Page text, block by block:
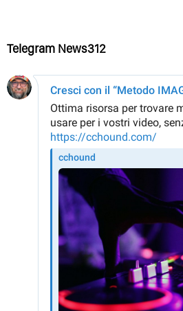
Telegram News312